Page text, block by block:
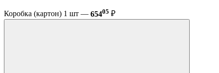
Коробка (картон) 1 шт — 65405 ₽